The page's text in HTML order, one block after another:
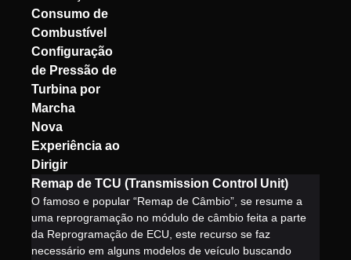
Consumo de
Combustível
Configuração
de Pressão de
Turbina por
Marcha
Nova
Experiência ao
Dirigir
Remap de TCU (Transmission Control Unit)
O famoso e popular “Remap de Câmbio”, se resume a
uma reprogramação no módulo de câmbio feita a parte
da Reprogramação de ECU, este recurso se faz
necessário em alguns modelos de veículo buscando